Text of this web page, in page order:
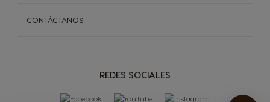
REDES SOCIALES
CONTÁCTANOS